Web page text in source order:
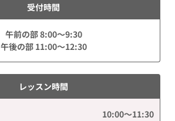
受付時間
午前の部 8:00～9:30
午後の部 11:00～12:30
レッスン時間
10:00～11:30